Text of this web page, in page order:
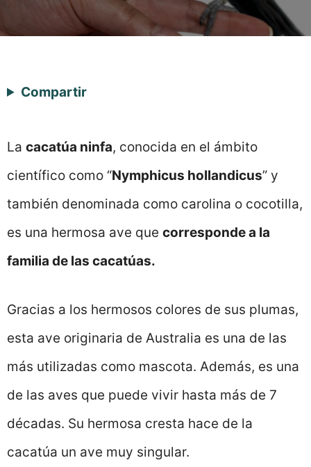
Compartir
La cacatúa ninfa, conocida en el ámbito
científico como “Nymphicus hollandicus” y
también denominada como carolina o cocotilla,
es una hermosa ave que corresponde a la
familia de las cacatúas.
Gracias a los hermosos colores de sus plumas,
esta ave originaria de Australia es una de las
más utilizadas como mascota. Además, es una
de las aves que puede vivir hasta más de 7
décadas. Su hermosa cresta hace de la
cacatúa un ave muy singular.